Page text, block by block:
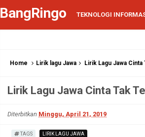
BangRingo TEKNOLOGI
Home Lirik lagu Jawa Lirik Lagu Jawa
Lirik Lagu Jawa Cinta Tak
Diterbitkan Minggu, April 21, 2019
TAGS LIRIK LAGU JAWA